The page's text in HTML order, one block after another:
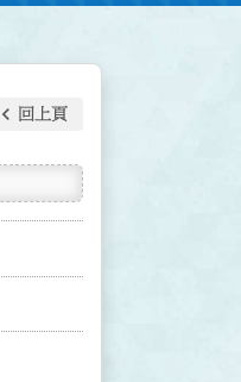
keyboard_arrow_left 回上頁